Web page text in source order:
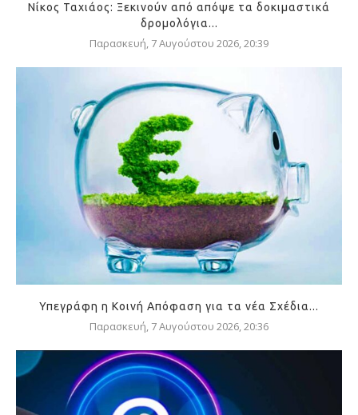
Νίκος Ταχιάος: Ξεκινούν από απόψε τα δοκιμαστικά
δρομολόγια...
Παρασκευή, 7 Αυγούστου 2026, 20:39
Υπεγράφη η Κοινή Απόφαση για τα νέα Σχέδια...
Παρασκευή, 7 Αυγούστου 2026, 20:36